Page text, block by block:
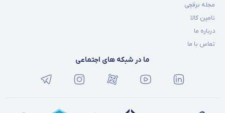
مجله برقچی
تامین کالا
درباره ما
تماس با ما
ما در شبکه های اجتماعی